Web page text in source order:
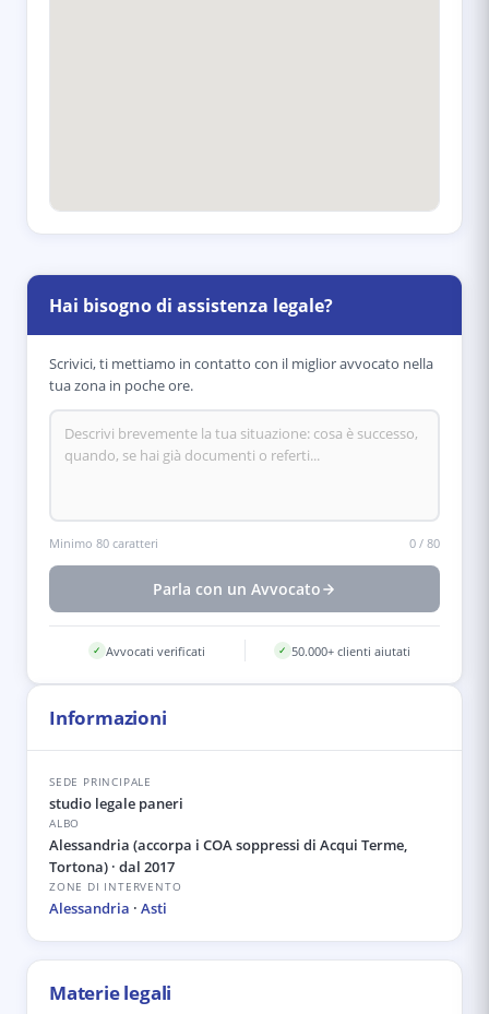
Hai bisogno di assistenza legale?
Scrivici, ti mettiamo in contatto con il miglior avvocato nella
tua zona in poche ore.
Minimo 80 caratteri 0 / 80
Parla con un Avvocato
✓ Avvocati verificati ✓ 50.000+ clienti aiutati
Informazioni
SEDE PRINCIPALE
studio legale paneri
ALBO
Alessandria (accorpa i COA soppressi di Acqui Terme,
Tortona) · dal 2017
ZONE DI INTERVENTO
Alessandria · Asti
Materie legali